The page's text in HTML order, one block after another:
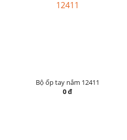
Bộ ốp tay nắm 12411
0 đ